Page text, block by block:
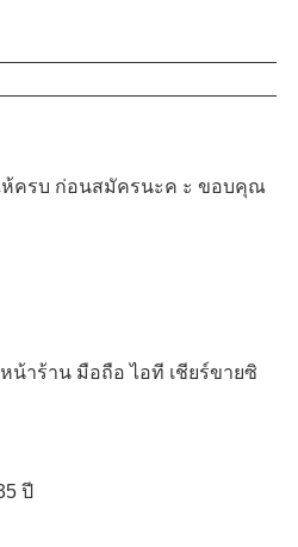
ห้ครบ ก่อนสมัครนะค ะ ขอบคุณ
น้าร้าน มือถือ ไอที เชียร์ขายซิ
ปี